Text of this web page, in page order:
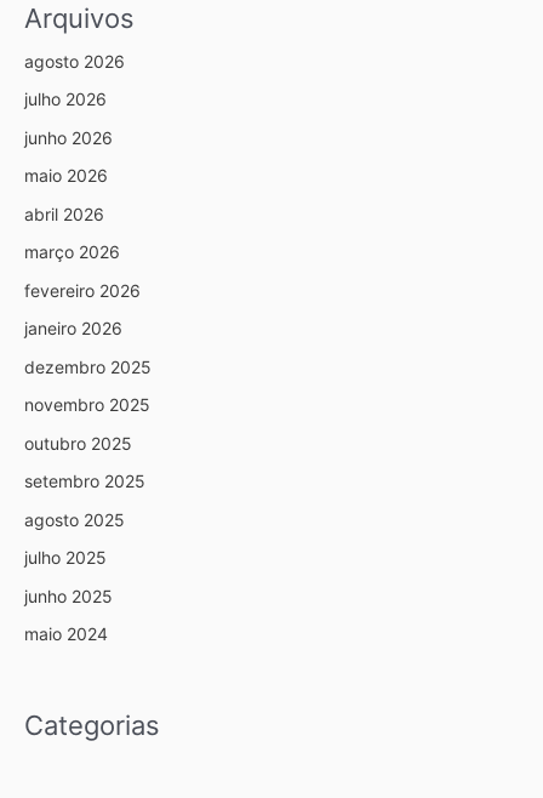
Arquivos
agosto 2026
julho 2026
junho 2026
maio 2026
abril 2026
março 2026
fevereiro 2026
janeiro 2026
dezembro 2025
novembro 2025
outubro 2025
setembro 2025
agosto 2025
julho 2025
junho 2025
maio 2024
Categorias